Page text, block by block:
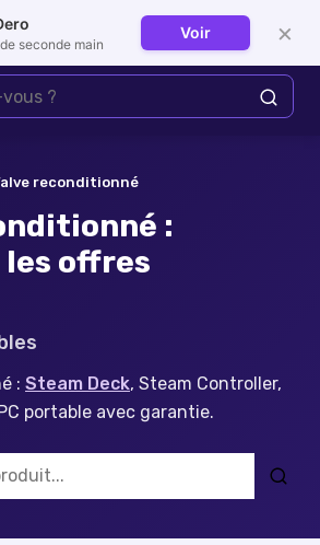
Se connecter
reconditionné
:
les offres
s
: Steam Deck, Steam Controller,
portable avec garantie.
seconde main
Voir ×